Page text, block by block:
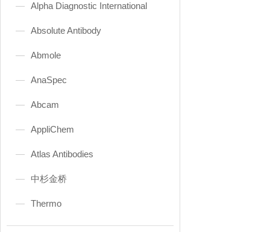
Alpha Diagnostic International
Absolute Antibody
Abmole
AnaSpec
Abcam
AppliChem
Atlas Antibodies
中杉金桥
Thermo